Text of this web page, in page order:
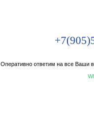
Оперативно ответим на все Ваши